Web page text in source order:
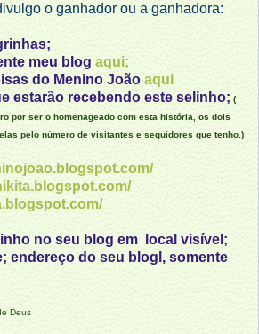
o ganhador ou a ganhadora:
meu blog aqui;
do Menino João aqui
estarão recebendo este selinho; (
por ser o homenageado com esta história, os dois
pelo número de visitantes e seguidores que tenho.)
no seu blog em local visível;
endereço do seu blogl, somente
Deus